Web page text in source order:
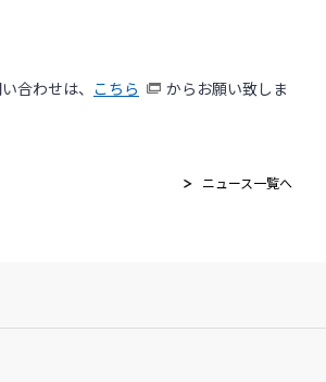
合わせは、 こちら
からお願い致しま
ニュース一覧へ